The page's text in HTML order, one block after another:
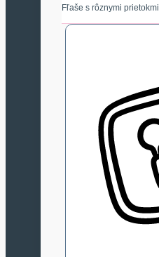
Fľaše s rôznymi prietokmi.